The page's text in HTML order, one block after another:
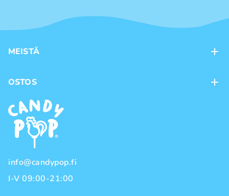
MEISTÄ
Kanta-asiakasohjelma
Tuotemerkit
OSTOS
Maksutavat
Toimitustavat
Käyttöehdot
Tietosuojakäytäntö
info@candypop.fi
I-V 09:00-21:00